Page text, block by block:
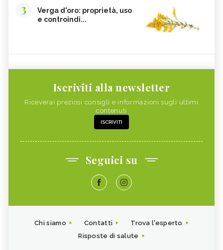
3
Verga d'oro: proprietà, uso
e controindi...
Iscriviti alla newsletter
Riceverai preziosi consigli e informazioni sugli ultimi
contenuti
ISCRIVITI
Seguici su
Chi siamo Contatti
Trova l'esperto
Risposte di salute